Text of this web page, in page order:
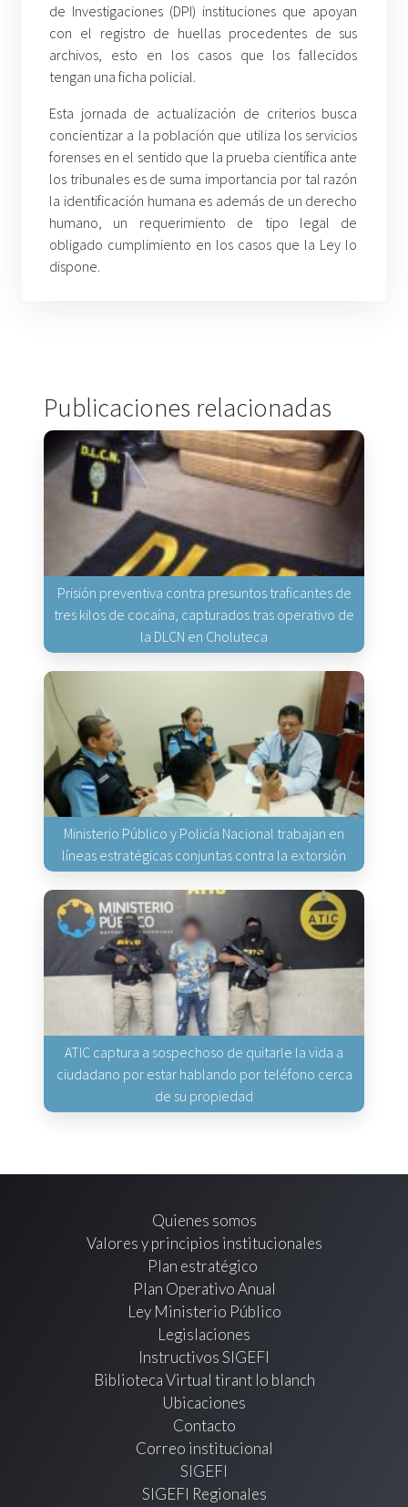
de Investigaciones (DPI) instituciones que apoyan
con el registro de huellas procedentes de sus
archivos, esto en los casos que los fallecidos
tengan una ficha policial.
Esta jornada de actualización de criterios busca
concientizar a la población que utiliza los servicios
forenses en el sentido que la prueba científica ante
los tribunales es de suma importancia por tal razón
la identificación humana es además de un derecho
humano, un requerimiento de tipo legal de
obligado cumplimiento en los casos que la Ley lo
dispone.
Publicaciones relacionadas
Prisión preventiva contra presuntos traficantes de
tres kilos de cocaína, capturados tras operativo de
la DLCN en Choluteca
Ministerio Público y Policía Nacional trabajan en
líneas estratégicas conjuntas contra la extorsión
ATIC captura a sospechoso de quitarle la vida a
ciudadano por estar hablando por teléfono cerca
de su propiedad
Quienes somos
Valores y principios institucionales
Plan estratégico
Plan Operativo Anual
Ley Ministerio Público
Legislaciones
Instructivos SIGEFI
Biblioteca Virtual tirant lo blanch
Ubicaciones
Contacto
Correo institucional
SIGEFI
SIGEFI Regionales